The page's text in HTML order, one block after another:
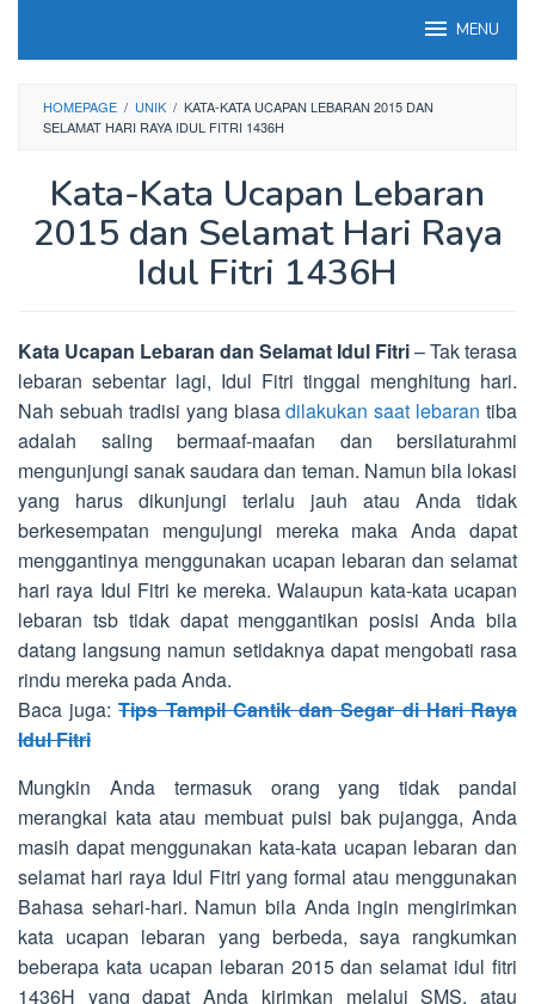
MENU
HOMEPAGE / UNIK / KATA-KATA UCAPAN LEBARAN 2015 DAN
SELAMAT HARI RAYA IDUL FITRI 1436H
Kata-Kata Ucapan Lebaran
2015 dan Selamat Hari Raya
Idul Fitri 1436H
Kata Ucapan Lebaran dan Selamat Idul Fitri– Tak terasa
lebaran sebentar lagi, Idul Fitri tinggal menghitung hari.
Nah sebuah tradisi yang biasadilakukan saat lebaran tiba
adalah saling bermaaf-maafan dan bersilaturahmi
mengunjungi sanak saudara dan teman. Namun bila lokasi
yang harus dikunjungi terlalu jauh atau Anda tidak
berkesempatan mengujungi mereka maka Anda dapat
menggantinya menggunakan ucapan lebaran dan selamat
hari raya Idul Fitri ke mereka. Walaupun kata-kata ucapan
lebaran tsb tidak dapat menggantikan posisi Anda bila
datang langsung namun setidaknya dapat mengobati rasa
rindu mereka pada Anda.
Baca juga:Tips Tampil Cantik dan Segar di Hari Raya
Idul Fitri
Mungkin Anda termasuk orang yang tidak pandai
merangkai kata atau membuat puisi bak pujangga, Anda
masih dapat menggunakan kata-kata ucapan lebaran dan
selamat hari raya Idul Fitri yang formal atau menggunakan
Bahasa sehari-hari. Namun bila Anda ingin mengirimkan
kata ucapan lebaran yang berbeda, saya rangkumkan
beberapa kata ucapan lebaran 2015 dan selamat idul fitri
1436H yang dapat Anda kirimkan melalui SMS, atau